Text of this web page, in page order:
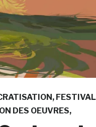
FESTIVAL
DES OEUVRES